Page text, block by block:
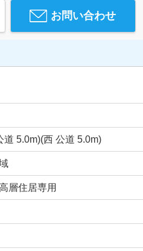
お問い合わせ
道 5.0m)(西 公道 5.0m)
層住居専用